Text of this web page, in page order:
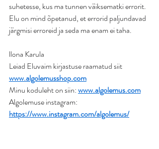
suhetesse, kus ma tunnen väiksematki errorit.
Elu on mind õpetanud, et errorid paljundavad
järgmisi erroreid ja seda ma enam ei taha.
llona Karula
Leiad Eluvaim kirjastuse raamatud siit
www.algolemusshop.com
Minu koduleht on siin: www.algolemus.com
Algolemuse instagram:
https://www.instagram.com/algolemus/